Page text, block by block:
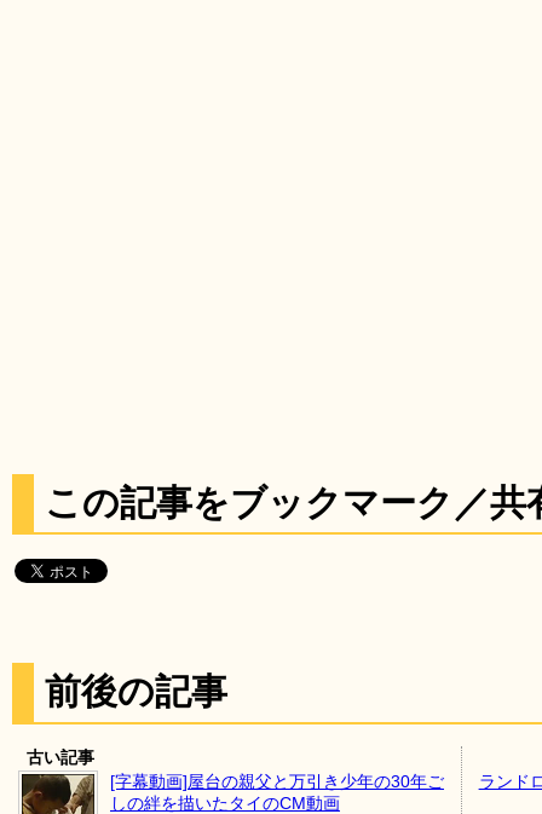
この記事をブックマーク／共
前後の記事
古い記事
[字幕動画]屋台の親父と万引き少年の30年ご
しの絆を描いたタイのCM動画
ランド